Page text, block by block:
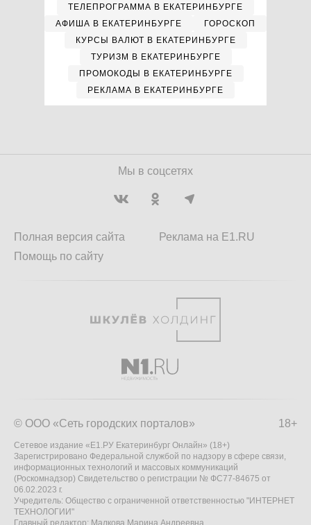
ТЕЛЕПРОГРАММА В ЕКАТЕРИНБУРГЕ
АФИША В ЕКАТЕРИНБУРГЕ
ГОРОСКОП
КУРСЫ ВАЛЮТ В ЕКАТЕРИНБУРГЕ
ТУРИЗМ В ЕКАТЕРИНБУРГЕ
ПРОМОКОДЫ В ЕКАТЕРИНБУРГЕ
РЕКЛАМА В ЕКАТЕРИНБУРГЕ
Мы в соцсетях
Полная версия сайта
Помощь по сайту
Реклама на E1.RU
18+
© ООО «Сеть городских порталов»
Сетевое издание «Е1.РУ Екатеринбург Онлайн» (18+)
Зарегистрировано Федеральной службой по надзору в сфере связи,
информационных технологий и массовых коммуникаций
(Роскомнадзор) Свидетельство о регистрации № ФС77-84675 от
06.02.2023 г.
Учредитель: Общество с ограниченной ответственностью "ИНТЕРНЕТ
ТЕХНОЛОГИИ"
Главный редактор: Малкова Марина Андреевна